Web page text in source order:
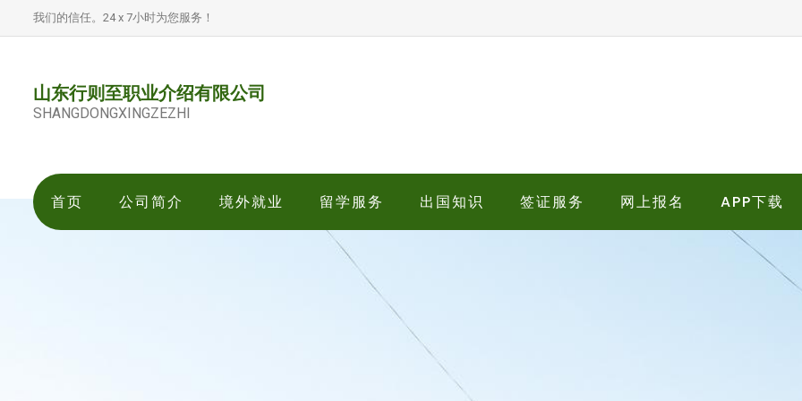
我们的信任。24 x 7小时为您服务！
山东行则至职业介绍有限公司
SHANGDONGXINGZEZHI
首页 公司简介 境外就业 留学服务 出国知识 签证服务 网上报名 APP下载